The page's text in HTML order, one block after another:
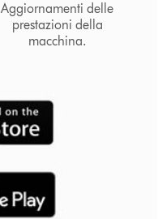
Aggiornamenti delle
prestazioni della
macchina.